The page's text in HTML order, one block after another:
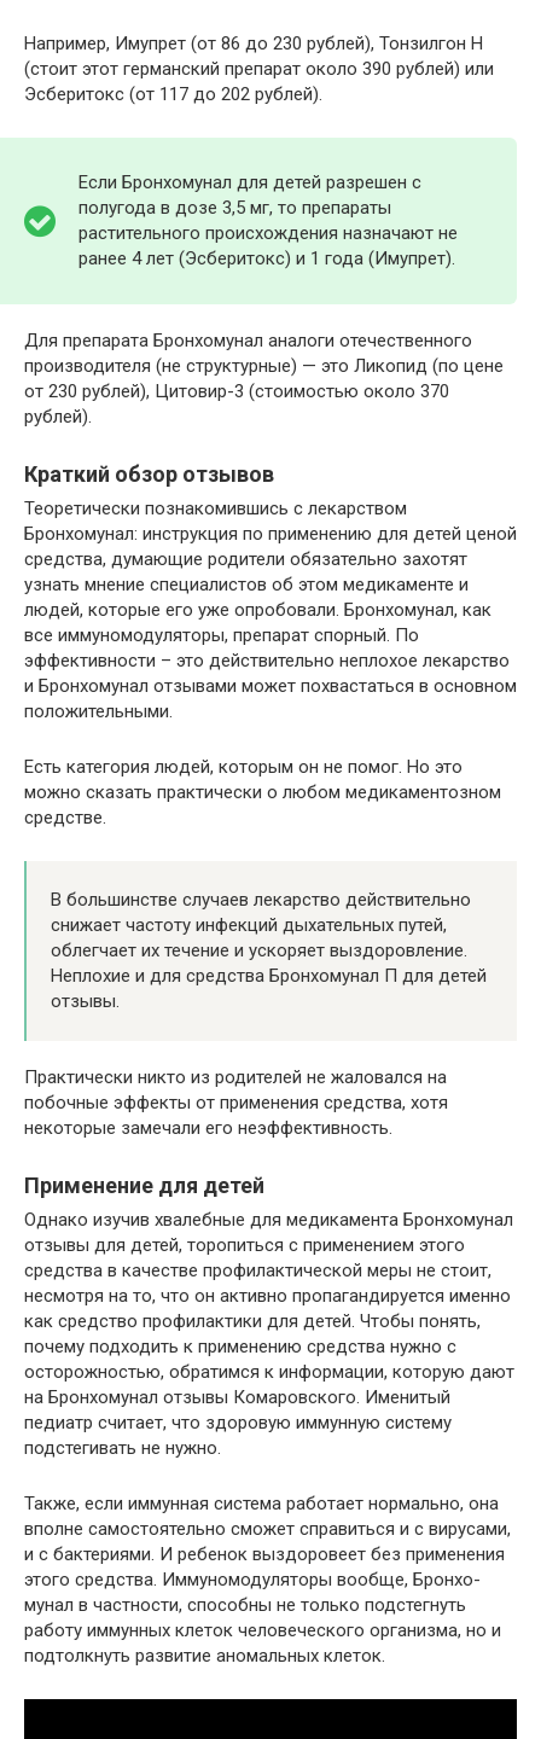
Например, Имупрет (от 86 до 230 рублей), Тонзилгон Н
(стоит этот германский препарат около 390 рублей) или
Эсберитокс (от 117 до 202 рублей).
Если Бронхомунал для детей разрешен с
полугода в дозе 3,5 мг, то препараты
растительного происхождения назначают не
ранее 4 лет (Эсберитокс) и 1 года (Имупрет).
Для препарата Бронхомунал аналоги отечественного
производителя (не структурные) — это Ликопид (по цене
от 230 рублей), Цитовир-3 (стоимостью около 370
рублей).
Краткий обзор отзывов
Теоретически познакомившись с лекарством
Бронхомунал: инструкция по применению для детей ценой
средства, думающие родители обязательно захотят
узнать мнение специалистов об этом медикаменте и
людей, которые его уже опробовали. Бронхомунал, как
все иммуномодуляторы, препарат спорный. По
эффективности – это действительно неплохое лекарство
и Бронхомунал отзывами может похвастаться в основном
положительными.
Есть категория людей, которым он не помог. Но это
можно сказать практически о любом медикаментозном
средстве.
В большинстве случаев лекарство действительно
снижает частоту инфекций дыхательных путей,
облегчает их течение и ускоряет выздоровление.
Неплохие и для средства Бронхомунал П для детей
отзывы.
Практически никто из родителей не жаловался на
побочные эффекты от применения средства, хотя
некоторые замечали его неэффективность.
Применение для детей
Однако изучив хвалебные для медикамента Бронхомунал
отзывы для детей, торопиться с применением этого
средства в качестве профилактической меры не стоит,
несмотря на то, что он активно пропагандируется именно
как средство профилактики для детей. Чтобы понять,
почему подходить к применению средства нужно с
осторожностью, обратимся к информации, которую дают
на Бронхомунал отзывы Комаровского. Именитый
педиатр считает, что здоровую иммунную систему
подстегивать не нужно.
Также, если иммунная система работает нормально, она
вполне самостоятельно сможет справиться и с вирусами,
и с бактериями. И ребенок выздоровеет без применения
этого средства. Иммуномодуляторы вообще, Бронхо-
мунал в частности, способны не только подстегнуть
работу иммунных клеток человеческого организма, но и
подтолкнуть развитие аномальных клеток.